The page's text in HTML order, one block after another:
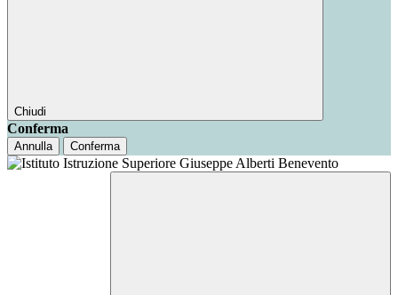
Chiudi
Conferma
Annulla Conferma